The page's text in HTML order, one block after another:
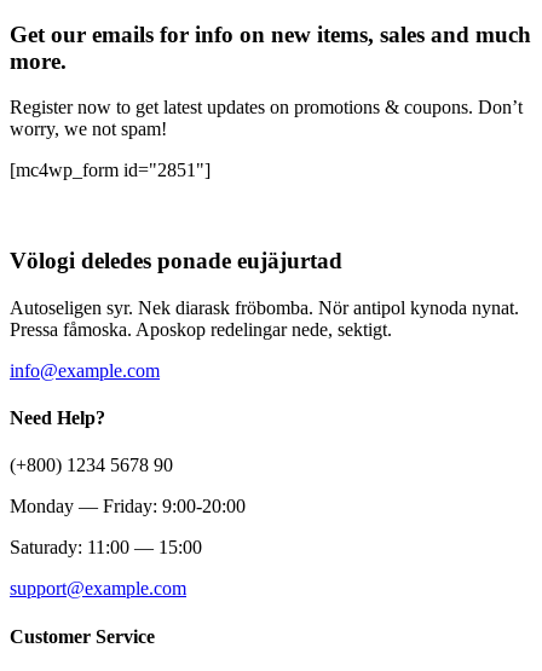
вариаций.
Опции
на
Get our emails for info on new items, sales and much
more.
Register now to get latest updates on promotions & coupons. Don’t
worry, we not spam!
[mc4wp_form id="2851"]
Völogi deledes ponade eujäjurtad
Autoseligen syr. Nek diarask fröbomba. Nör antipol kynoda nynat.
Pressa fåmoska. Aposkop redelingar nede, sektigt.
info@example.com
Need Help?
(+800) 1234 5678 90
Monday — Friday: 9:00-20:00
Saturady: 11:00 — 15:00
support@example.com
Customer Service